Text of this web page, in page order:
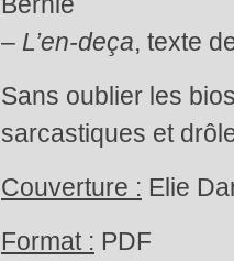
– L’en-deça, texte
Sans oublier les
sarcastiques et
Couverture : Elie
Format : PDF